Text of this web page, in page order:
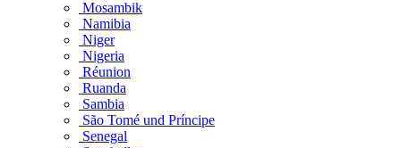
Mosambik
Namibia
Niger
Nigeria
Réunion
Ruanda
Sambia
São Tomé und Príncipe
Senegal